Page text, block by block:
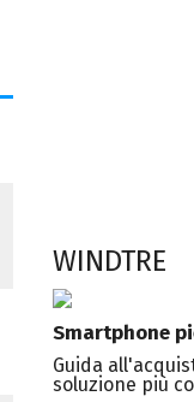
WINDTRE
Smartphone
Guida
soluzione più